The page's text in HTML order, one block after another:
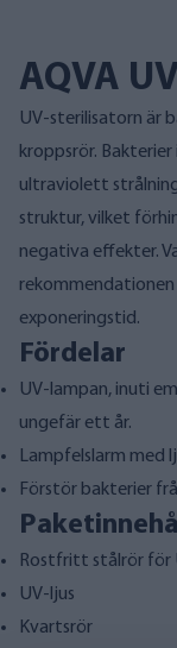
AQVA
UV-sterilisatorn är
kroppsrör.
ultraviolett
struktur, vilket
negativa effekter.
exponeringstid.
Fördelar
UV-lampan, inuti
ungefär ett år.
Lampfelslarm med
Förstör bakterier
Rostfritt stålrör för
UV-ljus
Kvartsrör